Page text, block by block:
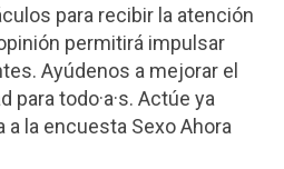
para recibir la atención
permitirá impulsar
Ayúdenos a mejorar el
para todo·a·s. Actúe ya
a la encuesta Sexo Ahora